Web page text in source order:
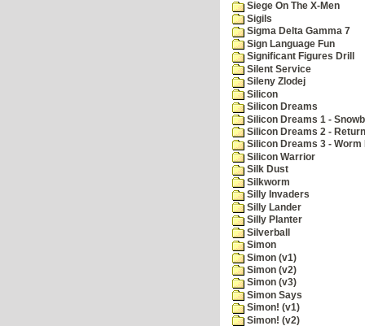
Siege On The X-Men
Sigils
Sigma Delta Gamma 7
Sign Language Fun
Significant Figures Drill
Silent Service
Sileny Zlodej
Silicon
Silicon Dreams
Silicon Dreams 1 -
Silicon Dreams 2 -
Silicon Dreams 3 - Worm
Silicon Warrior
Silk Dust
Silkworm
Silly Invaders
Silly Lander
Silly Planter
Silverball
Simon
Simon (v1)
Simon (v2)
Simon (v3)
Simon Says
Simon! (v1)
Simon! (v2)